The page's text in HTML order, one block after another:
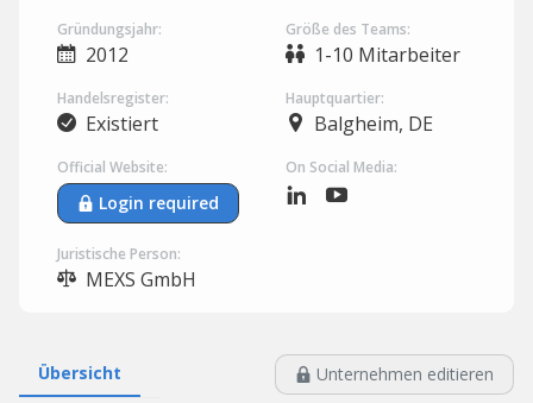
Gründungsjahr:
2012
Größe des Teams:
1-10 Mitarbeiter
Handelsregister:
Existiert
Hauptquartier:
Balgheim, DE
Official Website:
Login required
On Social Media:
Juristische Person:
MEXS GmbH
Übersicht Unternehmen editieren